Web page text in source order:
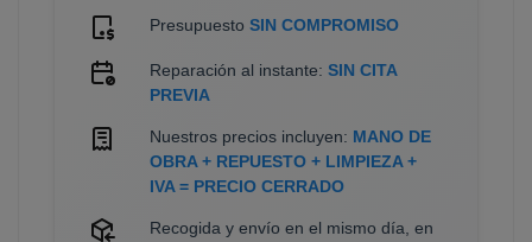
Presupuesto SIN COMPROMISO
Reparación al instante: SIN CITA
PREVIA
Nuestros precios incluyen: MANO DE
OBRA + REPUESTO + LIMPIEZA +
IVA = PRECIO CERRADO
Recogida y envío en el mismo día, en